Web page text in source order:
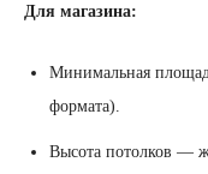
Для магазина:
Минимальная
формата).
Высота потолков —